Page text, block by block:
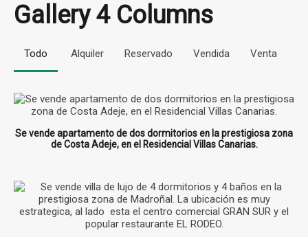
Gallery 4 Columns
Todo Alquiler Reservado Vendida Venta
Se vende apartamento de dos dormitorios en la prestigiosa zona
de Costa Adeje, en el Residencial Villas Canarias.